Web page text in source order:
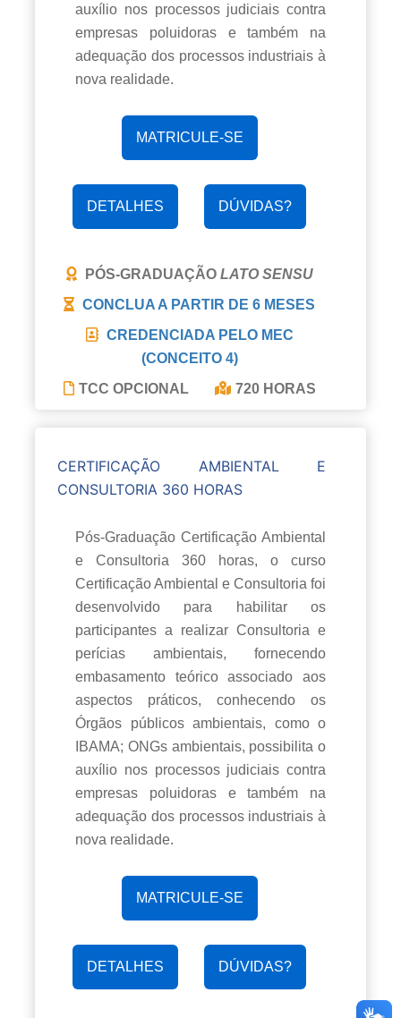
auxílio nos processos judiciais contra
empresas poluidoras e também na
adequação dos processos industriais à
nova realidade.
MATRICULE-SE
DETALHES DÚVIDAS?
PÓS-GRADUAÇÃO LATO SENSU
CONCLUA A PARTIR DE 6 MESES
CREDENCIADA PELO MEC
(CONCEITO 4)
TCC OPCIONAL
720 HORAS
CERTIFICAÇÃO AMBIENTAL E
CONSULTORIA 360 HORAS
Pós-Graduação Certificação Ambiental
e Consultoria 360 horas, o curso
Certificação Ambiental e Consultoria foi
desenvolvido para habilitar os
participantes a realizar Consultoria e
perícias ambientais, fornecendo
embasamento teórico associado aos
aspectos práticos, conhecendo os
Órgãos públicos ambientais, como o
IBAMA; ONGs ambientais, possibilita o
auxílio nos processos judiciais contra
empresas poluidoras e também na
adequação dos processos industriais à
nova realidade.
MATRICULE-SE
DETALHES DÚVIDAS?